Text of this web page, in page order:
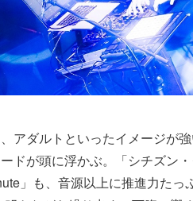
アダルトといったイメージが
ドが頭に浮かぶ。「シチズン・
」も、音源以上に推進力たっ